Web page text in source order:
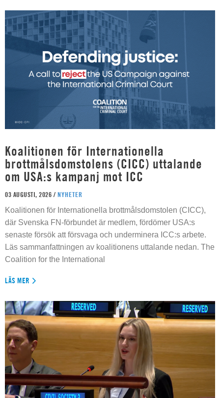
Koalitionen för Internationella
brottmålsdomstolens (CICC) uttalande
om USA:s kampanj mot ICC
03 AUGUSTI, 2026 / NYHETER
Koalitionen för Internationella brottmålsdomstolen (CICC),
där Svenska FN-förbundet är medlem, fördömer USA:s
senaste försök att försvaga och underminera ICC:s arbete.
Läs sammanfattningen av koalitionens uttalande nedan. The
Coalition for the International
LÄS MER